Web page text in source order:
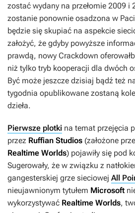
zostać wydany na przełomie 2009 i
zostanie ponownie osadzona w
będzie się skupiać na aspekcie
założyć, że gdyby powyższe
prawdą, nowy Crackdown
niż tylko tryb kooperacji dla dwóch
Być może jeszcze dzisiaj bądź też
tygodnia opublikowane zostaną
dzieła.
Pierwsze plotki na temat przejęcia
przez Ruffian Studios (założone
Realtime Worlds) pojawiły się pod
Sugerowały, że w związku z
gangesterskiej grze sieciowej All
nieujawnionym tytułem Microsoft
wykorzystywać Realtime Worlds,